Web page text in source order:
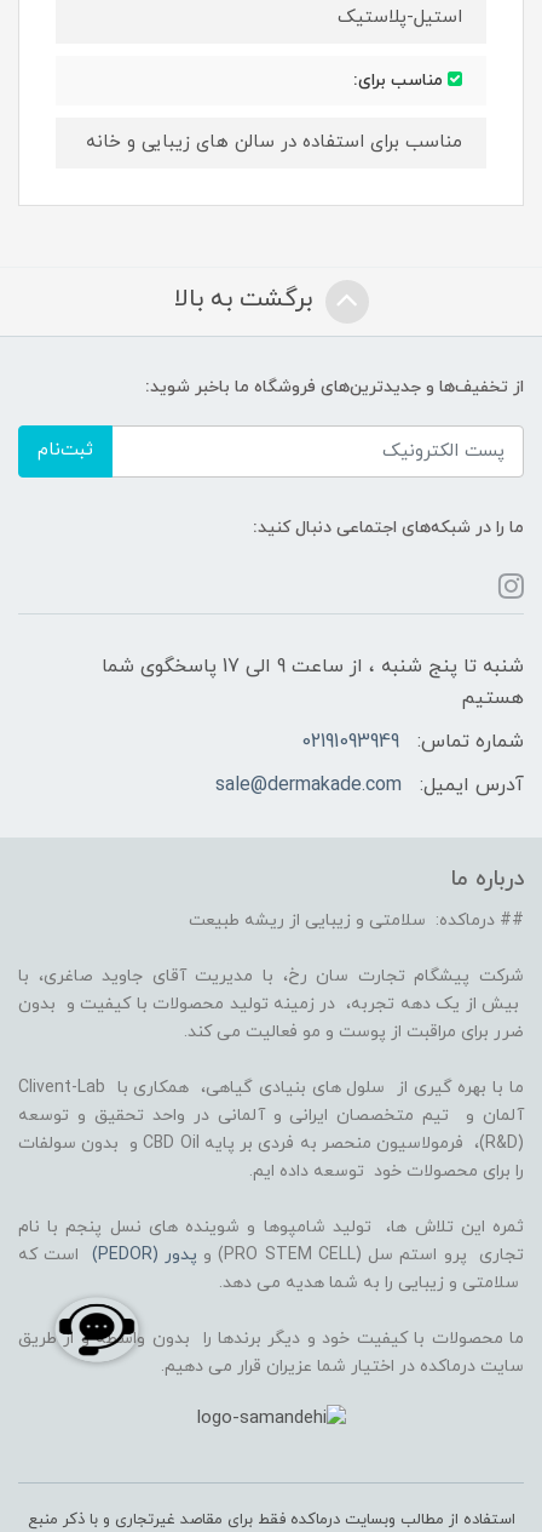
استیل-پلاستیک
مناسب برای:
مناسب برای استفاده در سالن های زیبایی و خانه
برگشت به بالا
از تخفیف‌ها و جدیدترین‌های فروشگاه ما باخبر شوید:
ثبت‌نام
ما را در شبکه‌های اجتماعی دنبال کنید:
شنبه تا پنج شنبه ، از ساعت 9 الی 17 پاسخگوی شما
هستیم
شماره تماس:
02191093949
آدرس ایمیل:
sale@dermakade.com
درباره ما
## درماکده: سلامتی و زیبایی از ریشه طبیعت
شرکت پیشگام تجارت سان رخ، با مدیریت آقای جاوید صاغری، با
بیش از یک دهه تجربه، در زمینه تولید محصولات با کیفیت و بدون
ضرر برای مراقبت از پوست و مو فعالیت می کند.
ما با بهره گیری از سلول های بنیادی گیاهی، همکاری با Clivent-Lab
آلمان و تیم متخصصان ایرانی و آلمانی در واحد تحقیق و توسعه
(R&D)، فرمولاسیون منحصر به فردی بر پایه CBD Oil و بدون سولفات
را برای محصولات خود توسعه داده ایم.
ثمره این تلاش ها، تولید شامپوها و شوینده های نسل پنجم با نام
تجاری پرو استم سل (PRO STEM CELL) و
پدور (PEDOR)
است که
سلامتی و زیبایی را به شما هدیه می دهد.
ما محصولات با کیفیت خود و دیگر برندها را بدون واسطه و از طریق
سایت درماکده در اختیار شما عزیران قرار می دهیم.
استفاده از مطالب وبسایت درماکده فقط برای مقاصد غیرتجاری و با ذکر منبع